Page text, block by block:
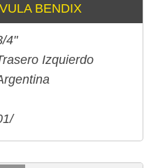
BENDIX
4"
Izquierdo